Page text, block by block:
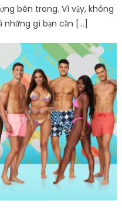
bên trong. Vì vậy, không
những gì bạn cần […]